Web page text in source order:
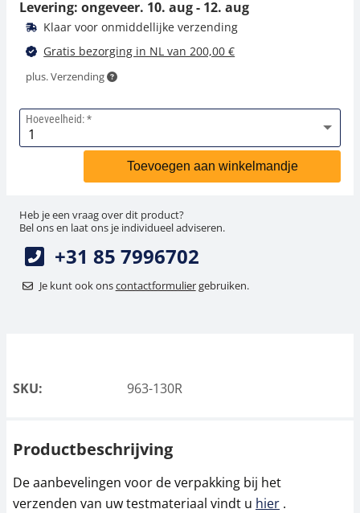
Levering: ongeveer. 10. aug - 12. aug
Klaar voor onmiddellijke verzending
Gratis bezorging in NL van 200,00 €
plus. Verzending
Hoeveelheid:
Toevoegen aan winkelmandje
Heb je een vraag over dit product?
Bel ons en laat ons je individueel adviseren.
+31 85 7996702
Je kunt ook onscontactformuliergebruiken.
SKU: 963-130R
Productbeschrijving
De aanbevelingen voor de verpakking bij het
verzenden van uw testmateriaal vindt u hier .